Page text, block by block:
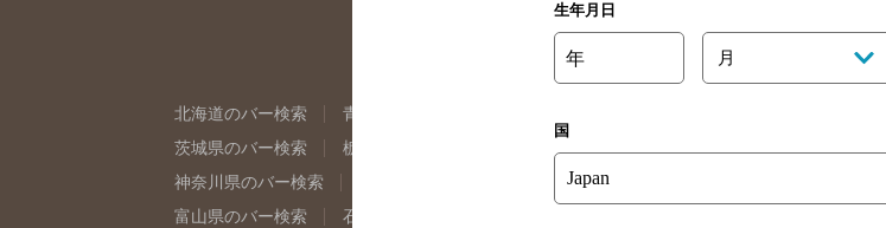
北海道のバー検索 青森県のバー検索
茨城県のバー検索
栃木県のバー検索
神奈川県のバー検索
埼玉県のバー検索
富山県のバー検索
石川県のバー検索
生年月日
年 月
国